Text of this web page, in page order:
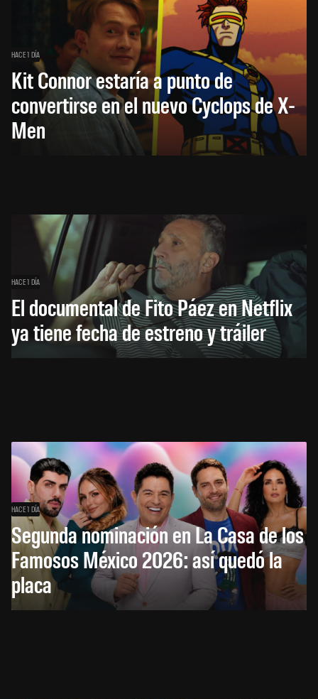
HACE 1 DÍA
Kit Connor estaría a punto de
convertirse en el nuevo Cyclops de X-
Men
HACE 1 DÍA
El documental de Fito Páez en Netflix
ya tiene fecha de estreno y tráiler
HACE 1 DÍA
Segunda nominación en La Casa de los
Famosos México 2026: así quedó la
placa